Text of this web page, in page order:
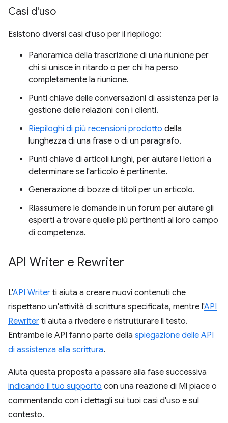
Casi d'uso
Esistono diversi casi d'uso per il riepilogo:
Panoramica della trascrizione di una riunione per
chi si unisce in ritardo o per chi ha perso
completamente la riunione.
Punti chiave delle conversazioni di assistenza per la
gestione delle relazioni con i clienti.
Riepiloghi di più recensioni prodotto della
lunghezza di una frase o di un paragrafo.
Punti chiave di articoli lunghi, per aiutare i lettori a
determinare se l'articolo è pertinente.
Generazione di bozze di titoli per un articolo.
Riassumere le domande in un forum per aiutare gli
esperti a trovare quelle più pertinenti al loro campo
di competenza.
API Writer e Rewriter
L'API Writer ti aiuta a creare nuovi contenuti che
rispettano un'attività di scrittura specificata, mentre l'API
Rewriter ti aiuta a rivedere e ristrutturare il testo.
Entrambe le API fanno parte della spiegazione delle API
di assistenza alla scrittura.
Aiuta questa proposta a passare alla fase successiva
indicando il tuo supporto con una reazione di Mi piace o
commentando con i dettagli sui tuoi casi d'uso e sul
contesto.